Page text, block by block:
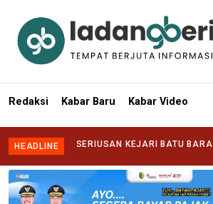
Redaksi Kabar Baru Kabar Video
HEADLINEKESERIUSAN KEJARI BATU BARA